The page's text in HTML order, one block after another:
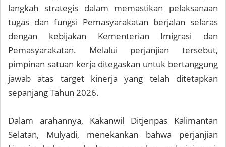
langkah strategis dalam memastikan pelaksanaan
tugas dan fungsi Pemasyarakatan berjalan selaras
dengan kebijakan Kementerian Imigrasi dan
Pemasyarakatan. Melalui perjanjian tersebut,
pimpinan satuan kerja ditegaskan untuk bertanggung
jawab atas target kinerja yang telah ditetapkan
sepanjang Tahun 2026.
Dalam arahannya, Kakanwil Ditjenpas Kalimantan
Selatan, Mulyadi, menekankan bahwa perjanjian